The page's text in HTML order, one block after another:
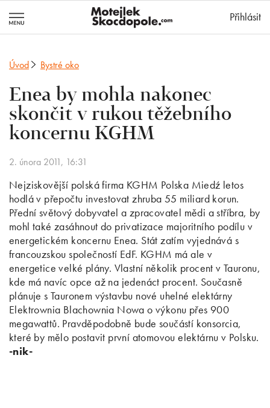
Přihlásit
Úvod Bystré oko
Enea by mohla nakonec
skončit v rukou těžebního
koncernu KGHM
2. února 2011, 16:31
Nejziskovější polská firma KGHM Polska Miedź letos
hodlá v přepočtu investovat zhruba 55 miliard korun.
Přední světový dobyvatel a zpracovatel mědi a stříbra, by
mohl také zasáhnout do privatizace majoritního podílu v
energetickém koncernu Enea. Stát zatím vyjednává s
francouzskou společností EdF. KGHM má ale v
energetice velké plány. Vlastní několik procent v Tauronu,
kde má navíc opce až na jedenáct procent. Současně
plánuje s Tauronem výstavbu nové uhelné elektárny
Elektrownia Blachownia Nowa o výkonu přes 900
megawattů. Pravděpodobně bude součástí konsorcia,
které by mělo postavit první atomovou elektárnu v Polsku.
-nik-